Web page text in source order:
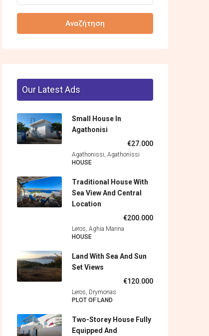
Αναζήτηση
Our Latest Ads
Small House In
Agathonisi
€27.000
Agathonissi, Agathonìssi
HOUSE
Traditional House With
Sea View And Central
Location
€200.000
Leros, Aghia Marina
HOUSE
Land With Sea And Sun
Set Views
€120.000
Leros, Drymonas
PLOT OF LAND
Two-Storey House Fully
Equipped And